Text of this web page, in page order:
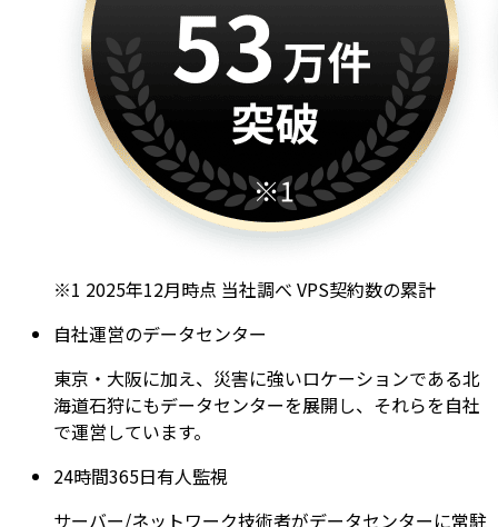
※1 2025年12月時点 当社調べ VPS契約数の累計
自社運営のデータセンター
東京・大阪に加え、災害に強いロケーションである北
海道石狩にもデータセンターを展開し、それらを自社
で運営しています。
24時間365日有人監視
サーバー/ネットワーク技術者がデータセンターに常駐